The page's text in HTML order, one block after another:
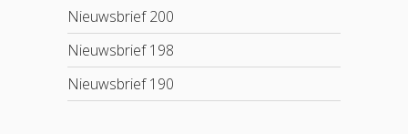
Nieuwsbrief 200
Nieuwsbrief 198
Nieuwsbrief 190